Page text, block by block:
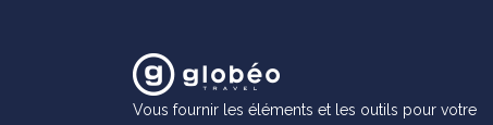
Vous fournir les éléments et les outils pour votre